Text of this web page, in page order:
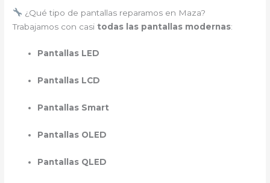
¿Qué tipo de pantallas reparamos en Maza?
Trabajamos con casi todas las pantallas modernas:
Pantallas LED
Pantallas LCD
Pantallas Smart
Pantallas OLED
Pantallas QLED